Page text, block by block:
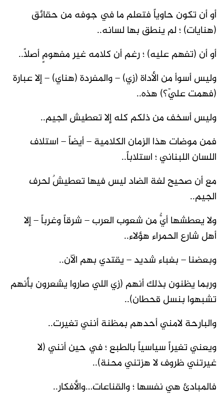
أو أن تكون حاوياً فتعلم ما في جوفه من حقائق
(هنايات) ؛ لم ينطق بها لسانه..
أو أن (تفهم عليه) ؛ رغم أن كلامه غير مفهومٍ أصلاً..
وليس أسوأ من الأداة (زي) – والمفردة (هناي) – إلا عبارة
(فهمت عليّ؟) هذه..
وليس أسخف من ذلكم كله إلا تعطيش الجيم..
فمن موضات هذا الزمان الكلامية – أيضاً – استلاف
اللسان اللبناني ؛ استلاباً..
مع أن صحيح لغة الضاد ليس فيها تعطيشٌ لحرف
الجيم..
ولا يعطشها أيٌّ من شعوب العرب – شرقاً وغرباً – إلا
أهل شارع الحمراء هؤلاء..
وبعضنا – بغباء شديد – يقتدي بهم الآن..
وربما يظنون بذلك أنهم (زي اللي صاروا يشعرون بأنهم
تشبهوا بنسل قحطان)..
والبارحة لامني أحدهم بمظنة أنني تغيرت..
ويعني تغيراً سياسياً بالطبع ؛ في حين أنني (لا
غيرتني ظروف لا هزتني محنة)..
فالمبادئ هي نفسها ؛ والقناعات…والأفكار..